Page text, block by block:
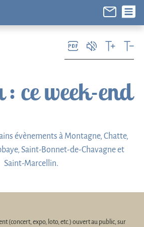
: ce week-end
évènements à Montagne, Chatte,
Saint-Bonnet-de-Chavagne et
Saint-Marcellin.
(concert, expo, loto, etc.) ouvert au public, sur